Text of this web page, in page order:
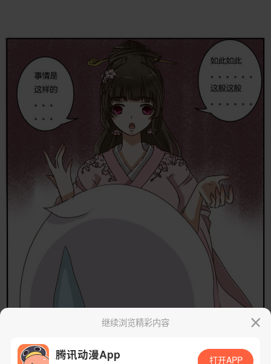
继续浏览精彩内容
腾讯动漫App 打开APP